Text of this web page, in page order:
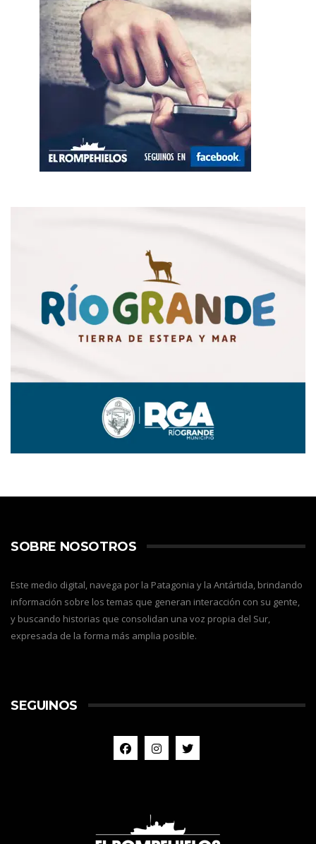
SOBRE NOSOTROS
Este medio digital, navega por la Patagonia y la Antártida, brindando
información sobre los temas que generan interacción con su gente,
y buscando historias que consolidan una voz propia del Sur,
expresada de la forma más amplia posible.
SEGUINOS